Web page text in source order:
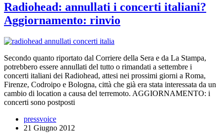
Radiohead: annullati i concerti italiani?
Aggiornamento: rinvio
Secondo quanto riportato dal Corriere della Sera e da La Stampa,
potrebbero essere annullati del tutto o rimandati a settembre i
concerti italiani dei Radiohead, attesi nei prossimi giorni a Roma,
Firenze, Codroipo e Bologna, città che già era stata interessata da un
cambio di location a causa del terremoto. AGGIORNAMENTO: i
concerti sono postposti
pressvoice
21 Giugno 2012